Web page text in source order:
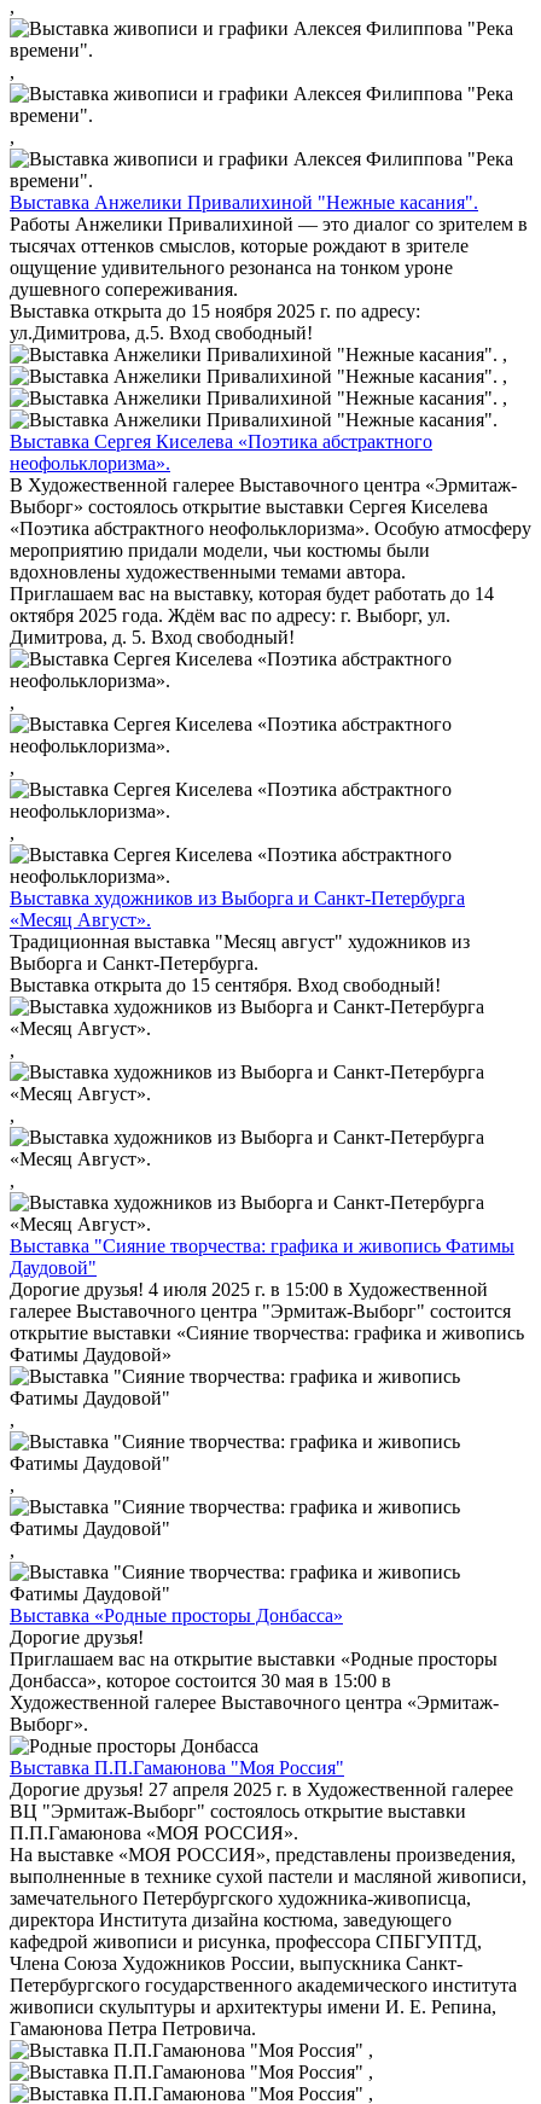
,
,
,
Выставка Анжелики Привалихиной "Нежные касания".
Работы Анжелики Привалихиной — это диалог со зрителем в
тысячах оттенков смыслов, которые рождают в зрителе
ощущение удивительного резонанса на тонком уроне
душевного сопереживания.
Выставка открыта до 15 ноября 2025 г. по адресу:
ул.Димитрова, д.5. Вход свободный!
,
,
,
Выставка Сергея Киселева «Поэтика абстрактного
неофольклоризма».
В Художественной галерее Выставочного центра «Эрмитаж-
Выборг» состоялось открытие выставки Сергея Киселева
«Поэтика абстрактного неофольклоризма». Особую атмосферу
мероприятию придали модели, чьи костюмы были
вдохновлены художественными темами автора.
Приглашаем вас на выставку, которая будет работать до 14
октября 2025 года. Ждём вас по адресу: г. Выборг, ул.
Димитрова, д. 5. Вход свободный!
,
,
,
Выставка художников из Выборга и Санкт-Петербурга
«Месяц Август».
Традиционная выставка "Месяц август" художников из
Выборга и Санкт-Петербурга.
Выставка открыта до 15 сентября. Вход свободный!
,
,
,
Выставка "Сияние творчества: графика и живопись Фатимы
Даудовой"
Дорогие друзья! 4 июля 2025 г. в 15:00 в Художественной
галерее Выставочного центра "Эрмитаж-Выборг" состоится
открытие выставки «Сияние творчества: графика и живопись
Фатимы Даудовой»
,
,
,
Выставка «Родные просторы Донбасса»
Дорогие друзья!
Приглашаем вас на открытие выставки «Родные просторы
Донбасса», которое состоится 30 мая в 15:00 в
Художественной галерее Выставочного центра «Эрмитаж-
Выборг».
Выставка П.П.Гамаюнова "Моя Россия"
Дорогие друзья! 27 апреля 2025 г. в Художественной галерее
ВЦ "Эрмитаж-Выборг" состоялось открытие выставки
П.П.Гамаюнова «МОЯ РОССИЯ».
На выставке «МОЯ РОССИЯ», представлены произведения,
выполненные в технике сухой пастели и масляной живописи,
замечательного Петербургского художника-живописца,
директора Института дизайна костюма, заведующего
кафедрой живописи и рисунка, профессора СПБГУПТД,
Члена Союза Художников России, выпускника Санкт-
Петербургского государственного академического института
живописи скульптуры и архитектуры имени И. Е. Репина,
Гамаюнова Петра Петровича.
,
,
,